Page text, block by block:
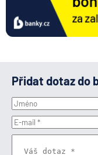
Přidat dotaz do